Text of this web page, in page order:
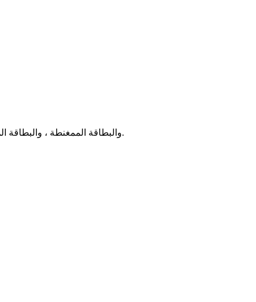
CRT-591-P هي آلة بيع بطاقات عالية الأداء ، هذا المنتج مصمم خصيصًا للتوزيع التلقائي للبطاقات (التجميع) ، ودعم بطاقة RFID ، والبطاقة الممغنطة ، والبطاقة الممغنطة ، إلخ.